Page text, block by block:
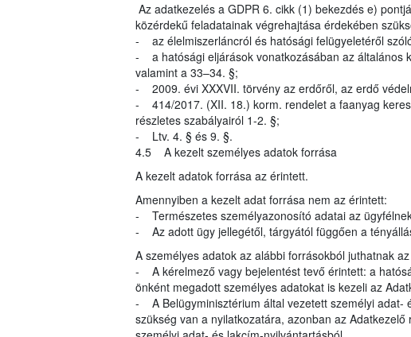
Az adatkezelés a GDPR 6. cikk (1) bekezdés e)
közérdekű feladatainak végrehajtása érdekében
- az élelmiszerláncról és hatósági felügyeletéről
- a hatósági eljárások vonatkozásában az általános
valamint a 33–34. §;
- 2009. évi XXXVII. törvény az erdőről, az erdő
- 414/2017. (XII. 18.) korm. rendelet a faanyag
részletes szabályairól 1-2. §;
- Ltv. 4. § és 9. §.
4.5 A kezelt személyes adatok forrása
A kezelt adatok forrása az érintett.
Amennyiben a kezelt adat forrása nem az érintett:
- Természetes személyazonosító adatai az
- Az adott ügy jellegétől, tárgyától függően a
A személyes adatok az alábbi forrásokból juthatnak
- A kérelmező vagy bejelentést tevő érintett: a
önként megadott személyes adatokat is kezeli az
- A Belügyminisztérium által vezetett személyi adat-
szükség van a nyilatkozatára, azonban az